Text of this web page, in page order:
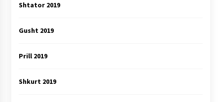
Shtator 2019
Gusht 2019
Prill 2019
Shkurt 2019